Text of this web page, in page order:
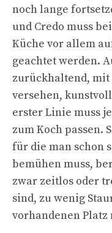
noch lange
und Credo muss
Küche vor allem
geachtet werden.
zurückhaltend,
versehen,
erster Linie muss
zum Koch passen.
für die man schon
bemühen muss,
zwar zeitlos oder
sind, zu wenig
vorhandenen